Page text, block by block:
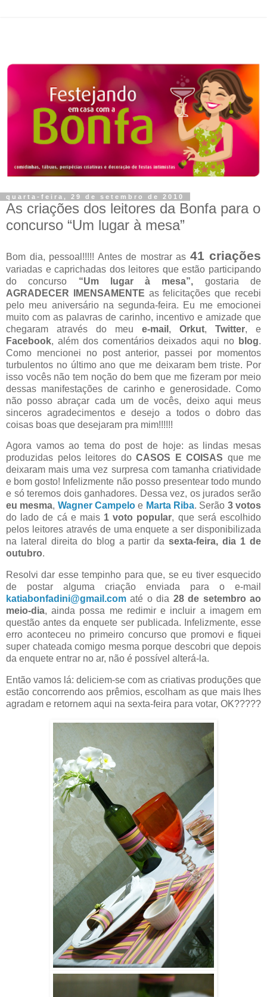
quarta-feira, 29 de setembro de 2010
As criações dos leitores da Bonfa para o
concurso “Um lugar à mesa”
Bom dia, pessoal!!!!! Antes de mostrar as 41 criações
variadas e caprichadas dos leitores que estão participando
do concurso “Um lugar à mesa”, gostaria de
AGRADECER IMENSAMENTE as felicitações que recebi
pelo meu aniversário na segunda-feira. Eu me emocionei
muito com as palavras de carinho, incentivo e amizade que
chegaram através do meu e-mail , Orkut, Twitter, e
Facebook, além dos comentários deixados aqui no blog.
Como mencionei no post anterior, passei por momentos
turbulentos no último ano que me deixaram bem triste. Por
isso vocês não tem noção do bem que me fizeram por meio
dessas manifestações de carinho e generosidade. Como
não posso abraçar cada um de vocês, deixo aqui meus
sinceros agradecimentos e desejo a todos o dobro das
coisas boas que desejaram pra mim!!!!!!
Agora vamos ao tema do post de hoje: as lindas mesas
produzidas pelos leitores do CASOS E COISAS que me
deixaram mais uma vez surpresa com tamanha criatividade
e bom gosto! Infelizmente não posso presentear todo mundo
e só teremos dois ganhadores. Dessa vez, os jurados serão
eu mesma, Wagner Campelo e Marta Riba. Serão 3 votos
do lado de cá e mais 1 voto popular, que será escolhido
pelos leitores através de uma enquete a ser disponibilizada
na lateral direita do blog a partir dasexta-feira, dia 1 de
outubro.
Resolvi dar esse tempinho para que, se eu tiver esquecido
de postar alguma criação enviada para o e-mail
katiabonfadini@gmail.com até o dia 28 de setembro ao
meio-dia, ainda possa me redimir e incluir a imagem em
questão antes da enquete ser publicada. Infelizmente, esse
erro aconteceu no primeiro concurso que promovi e fiquei
super chateada comigo mesma porque descobri que depois
da enquete entrar no ar, não é possível alterá-la.
Então vamos lá: deliciem-se com as criativas produções que
estão concorrendo aos prêmios, escolham as que mais lhes
agradam e retornem aqui na sexta-feira para votar, OK?????